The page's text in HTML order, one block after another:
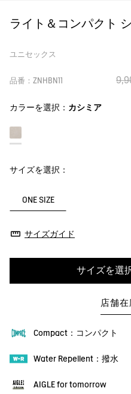
ライト＆コンパクト
ユニセックス
品番：ZNHBN11
カラーを選択： カシミア
サイズを選択：
ONE SIZE
サイズガイド
サイズを選
店舗
Compact：コンパクト
Water Repellent：撥水
AIGLE for tomorrow